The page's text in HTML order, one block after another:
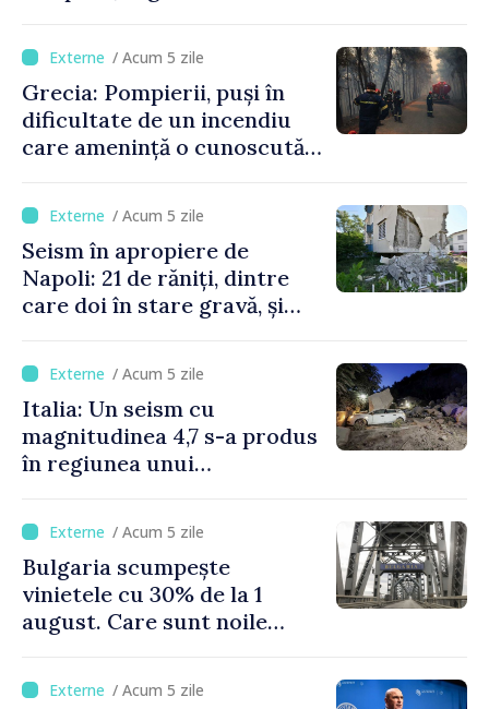
/ Acum 5 zile
Grecia: Pompierii, puși în
dificultate de un incendiu
care amenință o cunoscută
/ Acum 5 zile
Seism în apropiere de
Napoli: 21 de răniți, dintre
care doi în stare gravă, și
/ Acum 5 zile
Italia: Un seism cu
magnitudinea 4,7 s-a produs
în regiunea unui
de Napoli
/ Acum 5 zile
Bulgaria scumpește
vinietele cu 30% de la 1
august. Care sunt noile
/ Acum 5 zile